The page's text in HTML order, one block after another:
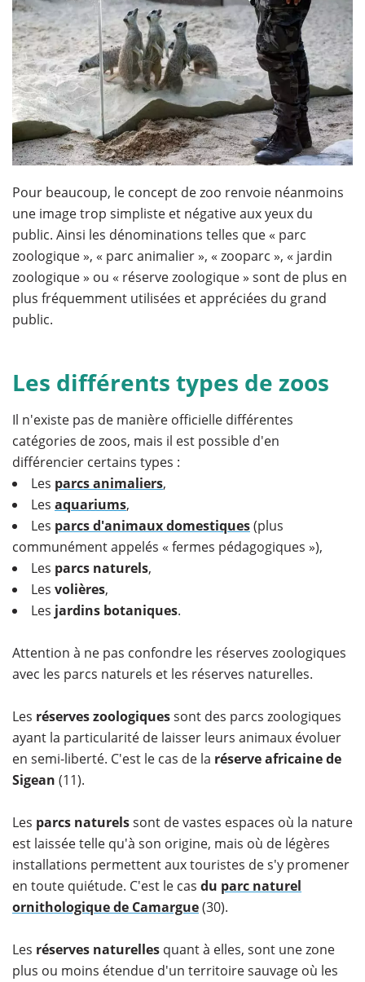
Pour beaucoup, le concept de zoo renvoie néanmoins
une image trop simpliste et négative aux yeux du
public. Ainsi les dénominations telles que « parc
zoologique », « parc animalier », « zooparc », « jardin
zoologique » ou « réserve zoologique » sont de plus en
plus fréquemment utilisées et appréciées du grand
public.
Les différents types de zoos
Il n'existe pas de manière officielle différentes
catégories de zoos, mais il est possible d'en
différencier certains types :
Les parcs animaliers,
Les aquariums,
Les parcs d'animaux domestiques(plus
communément appelés « fermes pédagogiques »),
Les parcs naturels,
Les volières,
Les jardins botaniques.
Attention à ne pas confondre les réserves zoologiques
avec les parcs naturels et les réserves naturelles.
Les réserves zoologiquessont des parcs zoologiques
ayant la particularité de laisser leurs animaux évoluer
en semi-liberté. C'est le cas de la réserve africaine de
Sigean (11).
Les parcs naturelssont de vastes espaces où la nature
est laissée telle qu'à son origine, mais où de légères
installations permettent aux touristes de s'y promener
en toute quiétude. C'est le cas du parc naturel
ornithologique de Camargue(30).
Les réserves naturelles quant à elles, sont une zone
plus ou moins étendue d'un territoire sauvage où les